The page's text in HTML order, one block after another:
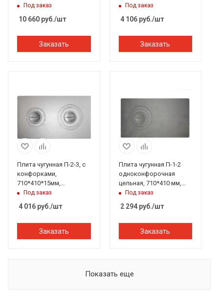
Рубцовск
Под заказ
10 660 руб./шт
Заказать
Под заказ
4 106руб./шт
Заказать
Плита чугунная П-2-3, с
конфорками,
710*410*15мм,
Балезино
Под заказ
4 016 руб./шт
Заказать
Плита чугунная П-1-2
одноконфорочная
цельная, 710*410 мм,
Балезино
Под заказ
2 294руб./шт
Заказать
Показать еще